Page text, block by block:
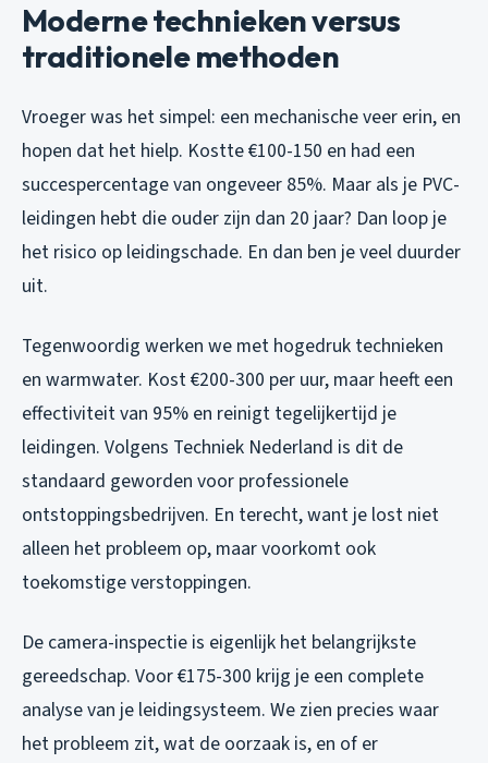
Moderne technieken versus
traditionele methoden
Vroeger was het simpel: een mechanische veer erin, en
hopen dat het hielp. Kostte €100-150 en had een
succespercentage van ongeveer 85%. Maar als je PVC-
leidingen hebt die ouder zijn dan 20 jaar? Dan loop je
het risico op leidingschade. En dan ben je veel duurder
uit.
Tegenwoordig werken we met hogedruk technieken
en warmwater. Kost €200-300 per uur, maar heeft een
effectiviteit van 95% en reinigt tegelijkertijd je
leidingen. Volgens Techniek Nederland is dit de
standaard geworden voor professionele
ontstoppingsbedrijven. En terecht, want je lost niet
alleen het probleem op, maar voorkomt ook
toekomstige verstoppingen.
De camera-inspectie is eigenlijk het belangrijkste
gereedschap. Voor €175-300 krijg je een complete
analyse van je leidingsysteem. We zien precies waar
het probleem zit, wat de oorzaak is, en of er